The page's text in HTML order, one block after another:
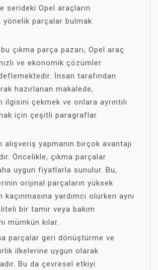
serideki Opel araçların
yönelik parçalar bulmak
çıkma parça pazarı, Opel araç
ve ekonomik çözümler
İnsan tarafından
hazırlanan makalede,
ilgisini çekmek ve onlara ayrıntılı
için çeşitli paragraflar
alışveriş yapmanın birçok avantajı
Öncelikle, çıkma parçalar
uygun fiyatlarla sunulur. Bu,
orijinal parçaların yüksek
yardımcı olurken aynı
bir tamir veya bakım
mümkün kılar.
parçalar geri dönüştürme ve
ilkelerine uygun olarak
Bu da çevresel etkiyi